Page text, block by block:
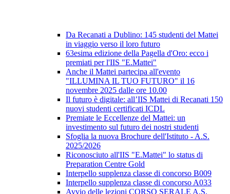
Da Recanati a Dublino: 145 studenti del Mattei
in viaggio verso il loro futuro
63esima edizione della Pagella d'Oro: ecco i
premiati per l'IIS "E.Mattei"
Anche il Mattei partecipa all'evento
"ILLUMINA IL TUO FUTURO" il 16
novembre 2025 dalle ore 10.00
Il futuro è digitale: all’IIS Mattei di Recanati 150
nuovi studenti certificati ICDL
Premiate le Eccellenze del Mattei: un
investimento sul futuro dei nostri studenti
Sfoglia la nuova Brochure dell'Istituto - A.S.
2025/2026
Riconosciuto all'IIS "E.Mattei" lo status di
Preparation Centre Gold
Interpello supplenza classe di concorso B009
Interpello supplenza classe di concorso A033
Avvio delle lezioni CORSO SERALE A.S.